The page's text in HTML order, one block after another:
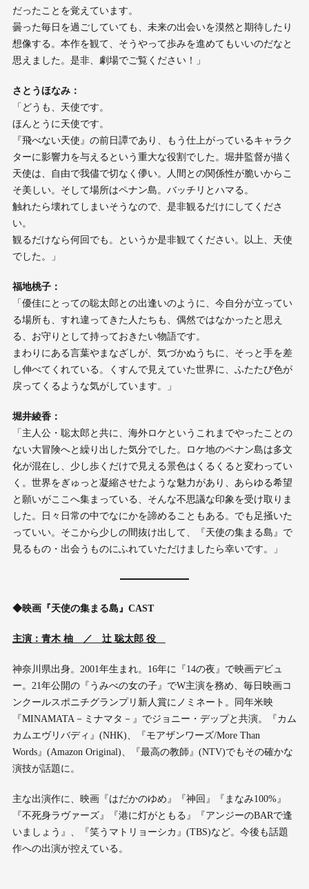
だったことを覚えています。
曇った毎日を過ごしていても、未来の出会いを漠然と期待したり
想像する。本作を観て、そうやって歩みを進めてもいいのだなと
思えました。是非、劇場でご覧ください！」
さとうほなみ：
「どうも、天使です。
ほんとうに天使です。
『飛べない天使』の前日譚であり、もう仕上がっているキャラク
ターに影響力を与えるという重大な役割でした。堀井監督が描く
天使は、自由で我儘で切なく儚い。人間との関係性が脆いからこ
そ美しい。そして場所はペナン島。バッチリとハマる。
触れたら壊れてしまいそうなので、是非観るだけにしてくださ
い。
観るだけなら何回でも。というか是非観てください。以上、天使
でした。」
福地桃子：
「優佳にとっての聡太郎との出逢いのように、今自分が立ってい
る場所も、すれ違ってきた人たちも、偶然ではなかったと思え
る、お守りとして持っておきたい物語です。
まわりにある言葉やまなざしが、気づかぬうちに、そっと手を差
し伸べてくれている。くすんで見えていた世界に、ふたたび色が
戻ってくるような気がしています。」
堀井綾香：
「主人公・聡太郎と共に、海外ロケというこれまでやったことの
ない大冒険へと繰り出した気分でした。ロケ地のペナン島は多文
化が混在し、少し歩くだけで見える景色はくるくると変わってい
く。世界をぎゅっと凝縮させたような魅力があり、あらゆる希望
と願いがここへ集まっている、そんな不思議な印象を受け取りま
した。日々日常の中でなにかを諦めることもある。でも足掻いた
っていい。そこから少しの間抜け出して、『天使の集まる島』で
見るもの・出会うものにふれていただけましたら幸いです。」
◆映画『天使の集まる島』CAST
主演：青木 柚 ／ 辻 聡太郎 役
神奈川県出身。2001年生まれ。16年に『14の夜』で映画デビュ
ー。21年公開の『うみべの女の子』でW主演を務め、毎日映画コ
ンクールスポニチグランプリ新人賞にノミネート。同年米映
『MINAMATA－ミナマタ－』でジョニー・デップと共演。『カム
カムエヴリバディ』(NHK)、『モアザンワーズ/More Than
Words』(Amazon Original)、『最高の教師』(NTV)でもその確かな
演技が話題に。
主な出演作に、映画『はだかのゆめ』『神回』『まなみ100%』
『不死身ラヴァーズ』『港に灯がともる』『アンジーのBARで逢
いましょう』、『笑うマトリョーシカ』(TBS)など。今後も話題
作への出演が控えている。